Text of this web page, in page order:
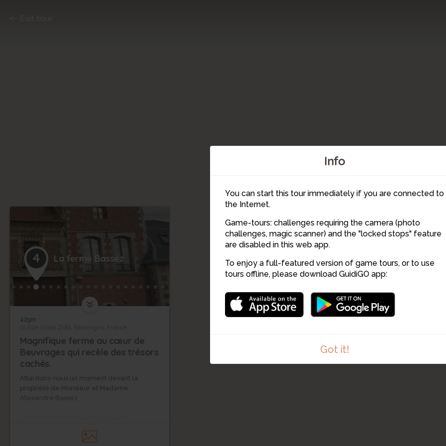
Info
You can start this tour immediately if you are connected to
the Internet.
Game-tours: challenges requiring the camera (photo
challenges, magic scanner) and the "locked stops" feature
are disabled in this web app.
To enjoy a full-featured version of game tours, or to use
tours offline, please download GuidiGO app:
Got it!
4
3
4 La ferme Bassez
425m
Magnifique ferme au cœur de
Beuvrages qui recèle des trésors
cachés.
Attardons-nous un moment devant la
propriété de Monsieur et Madame
Alexandre Bassez.
d'attelages hippomobiles. Durant leur halte,